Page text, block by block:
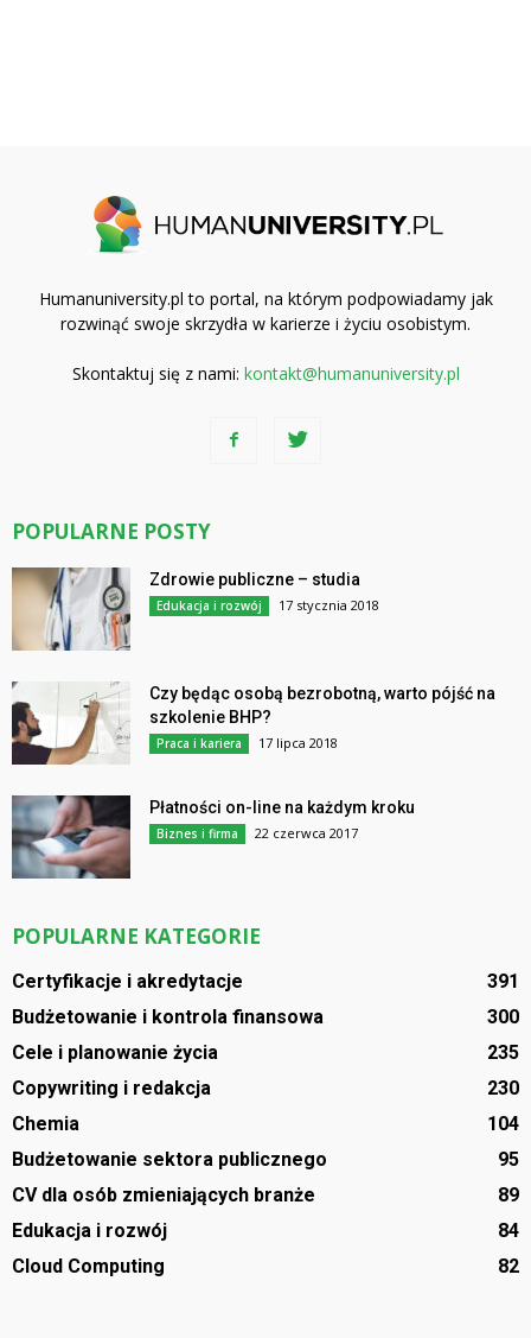
Humanuniversity.pl to portal, na którym podpowiadamy jak
rozwinąć swoje skrzydła w karierze i życiu osobistym.
Skontaktuj się z nami: kontakt@humanuniversity.pl
POPULARNE POSTY
Zdrowie publiczne – studia
Edukacja i rozwój 17 stycznia 2018
Czy będąc osobą bezrobotną, warto pójść na
szkolenie BHP?
Praca i kariera 17 lipca 2018
Płatności on-line na każdym kroku
Biznes i firma 22 czerwca 2017
POPULARNE KATEGORIE
Certyfikacje i akredytacje
391
Budżetowanie i kontrola finansowa
300
Cele i planowanie życia
235
Copywriting i redakcja
230
Chemia
104
Budżetowanie sektora publicznego
95
CV dla osób zmieniających branże
89
Edukacja i rozwój
84
Cloud Computing
82